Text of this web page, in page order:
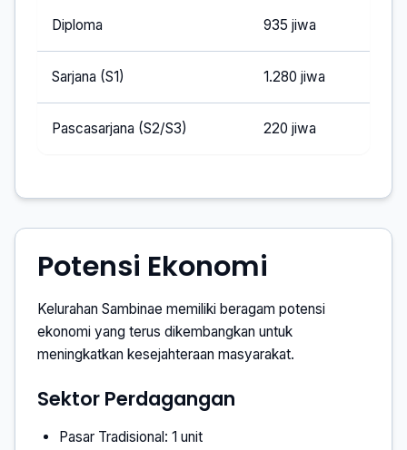
Diploma 935 jiwa
Sarjana (S1) 1.280 jiwa
Pascasarjana (S2/S3) 220 jiwa
Potensi Ekonomi
Kelurahan Sambinae memiliki beragam potensi
ekonomi yang terus dikembangkan untuk
meningkatkan kesejahteraan masyarakat.
Sektor Perdagangan
Pasar Tradisional: 1 unit